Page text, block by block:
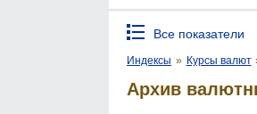
Все показатели
Индексы » Курсы валют
Архив